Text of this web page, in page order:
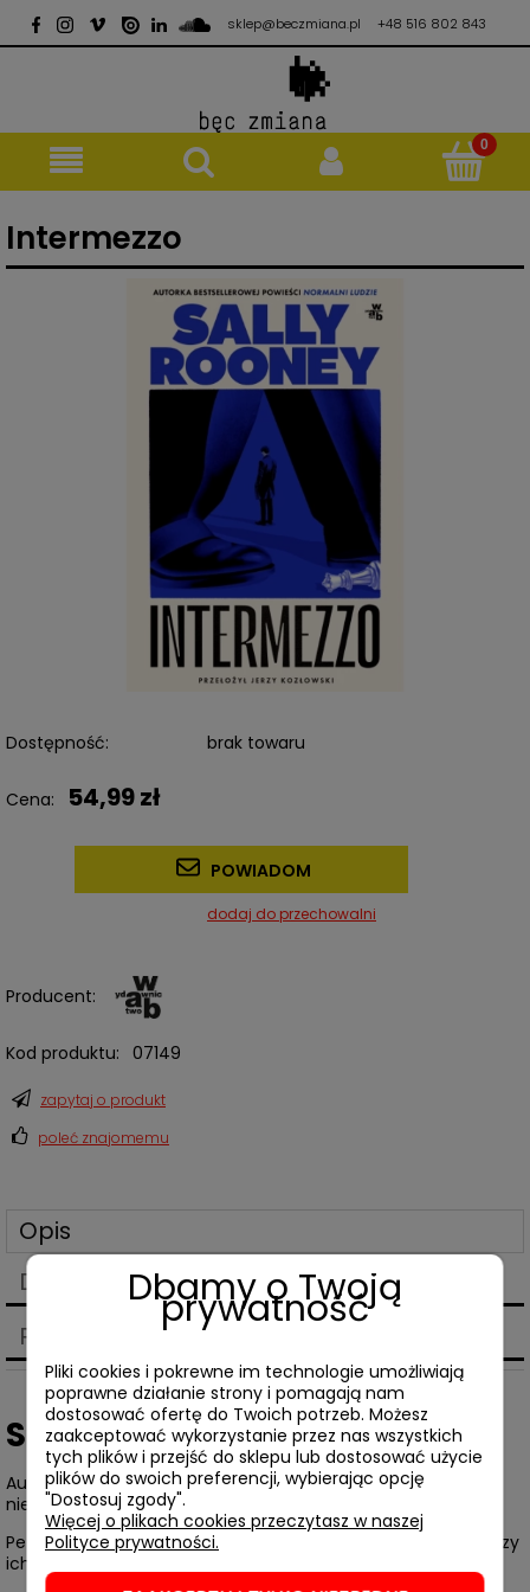
sklep@beczmiana.pl +48 516 802 843
Intermezzo
Dostępność: brak towaru
Cena: 54,99 zł
POWIADOM
dodaj do przechowalni
Producent:
Kod produktu: 07149
zapytaj o produkt
poleć znajomemu
Opis
Dane techniczne
Produkty powiązane
Sally Rooney,Intermezzo
Autorka bestsellerowych „Normalnych ludzi” przedstawia
niezwykle poruszającą opowieść o żałobie, miłości i rodzinie.
Peter i Ivan Koubekowie są braćmi, ale poza tym faktem łączy
ich niewiele.
Dbamy o Twoją
prywatność
Pliki cookies i pokrewne im technologie umożliwiają
poprawne działanie strony i pomagają nam
dostosować ofertę do Twoich potrzeb. Możesz
zaakceptować wykorzystanie przez nas wszystkich
tych plików i przejść do sklepu lub dostosować użycie
plików do swoich preferencji, wybierając opcję
"Dostosuj zgody".
Więcej o plikach cookies przeczytasz w naszej
Polityce prywatności.